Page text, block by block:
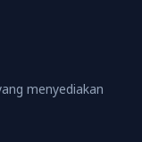
menyediakan